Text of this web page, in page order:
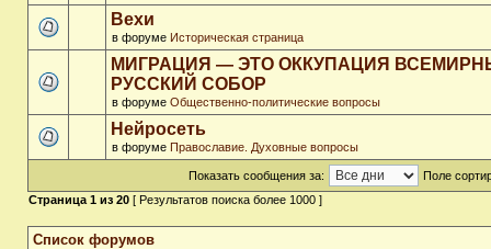
Вехи
в форуме Историческая страница
МИГРАЦИЯ — ЭТО ОККУПАЦИЯ
РУССКИЙ СОБОР
в форуме Общественно-политические вопросы
Нейросеть
в форуме Православие. Духовные вопросы
Показать сообщения за:
Поле
Страница 1 из 20 [ Результатов поиска более 1000 ]
Список форумов